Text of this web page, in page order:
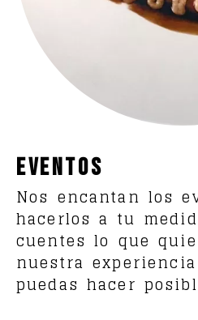
Eventos
Nos encantan los
hacerlos a tu
cuentes lo que
nuestra
puedas hacer